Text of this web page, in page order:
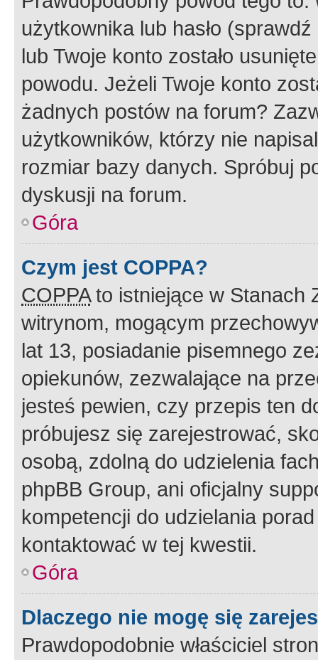
użytkownika lub hasło
lub Twoje konto zostało
powodu. Jeżeli Twoje konto
żadnych postów na forum?
użytkowników, którzy nie
rozmiar bazy danych. Spróbuj
dyskusji na forum.
Góra
Czym jest COPPA?
COPPAto istniejące w Stanach
witrynom, mogącym
lat 13, posiadanie pisemnego
opiekunów, zezwalające na
jesteś pewien, czy przepis ten
próbujesz się zarejestrować,
osobą, zdolną do udzielenia
phpBB Group, ani oficjalny
kompetencji do udzielania
kontaktować w tej kwestii.
Góra
Dlaczego nie mogę się
Prawdopodobnie właściciel